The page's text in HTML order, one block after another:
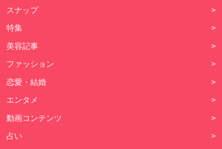
スナップ >
特集 >
美容記事 >
ファッション >
恋愛・結婚 >
エンタメ >
動画コンテンツ >
占い >